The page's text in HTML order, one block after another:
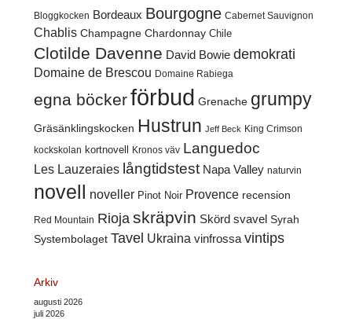
Bloggkocken Bordeaux Bourgogne Cabernet Sauvignon
Chablis Champagne Chardonnay Chile
Clotilde Davenne David Bowie demokrati
Domaine de Brescou Domaine Rabiega
egna böckerförbud Grenache grumpy
Gräsänklingskocken Hustrun Jeff Beck King Crimson
kockskolan kortnovell Kronos väv Languedoc
Les Lauzeraies långtidstest Napa Valley naturvin
novell noveller Pinot Noir Provence recension
Red Mountain Rioja skräpvin Skörd svavel Syrah
Systembolaget Tavel Ukraina vinfrossa vintips
Arkiv
augusti 2026
juli 2026